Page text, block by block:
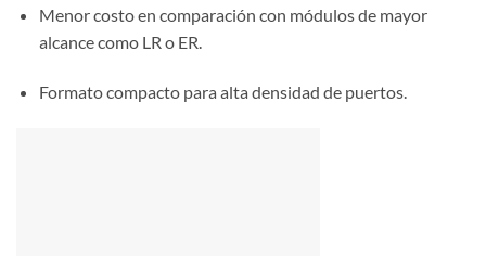
Menor costo en comparación con módulos de mayor
alcance como LR o ER.
Formato compacto para alta densidad de puertos.